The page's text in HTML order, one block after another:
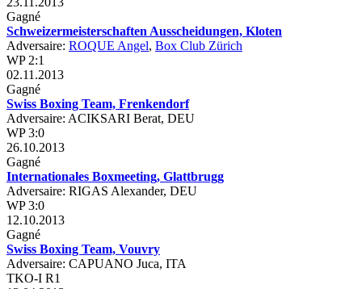
Gagné
Schweizermeisterschaften Ausscheidungen, Kloten
Adversaire: ROQUE Angel, Box Club Zürich
WP 2:1
02.11.2013
Gagné
Swiss Boxing Team, Frenkendorf
Adversaire: ACIKSARI Berat, DEU
WP 3:0
26.10.2013
Gagné
Internationales Boxmeeting, Glattbrugg
Adversaire: RIGAS Alexander, DEU
WP 3:0
12.10.2013
Gagné
Swiss Boxing Team, Vouvry
Adversaire: CAPUANO Juca, ITA
TKO-I R1